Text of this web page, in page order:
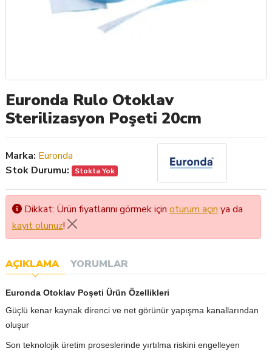
Euronda Rulo Otoklav
Sterilizasyon Poşeti 20cm
Marka: Euronda
Stok Durumu:
Stokta Yok
Dikkat: Ürün fiyatlarını görmek için oturum açın ya da
kayıt olunuz!
AÇIKLAMA YORUMLAR
Euronda Otoklav Poşeti Ürün Özellikleri
Güçlü kenar kaynak direnci ve net görünür yapışma kanallarından
oluşur
Son teknolojik üretim proseslerinde yırtılma riskini engelleyen